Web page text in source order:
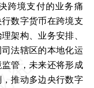
跨境支付的业务痛
数字货币在跨境支
架构、业务安排、
法辖区的本地化运
管，未来还将形成
推动多边央行数字